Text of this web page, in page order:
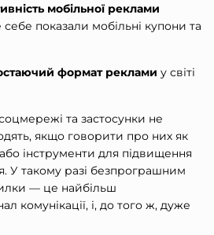
мобільної реклами
показали мобільні купони та
формат реклами у світі
та застосунки не
якщо говорити про них як
інструменти для підвищення
У такому разі безпрограшним
— це найбільш
комунікації, і, до того ж, дуже